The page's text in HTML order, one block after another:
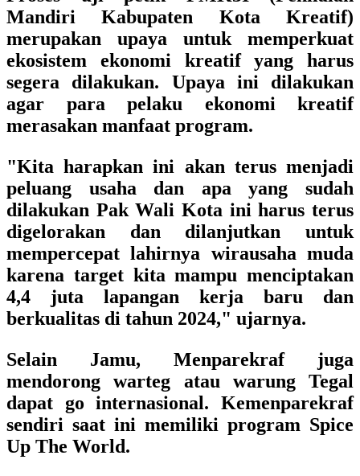
Mandiri Kabupaten Kota Kreatif)
merupakan upaya untuk memperkuat
ekosistem ekonomi kreatif yang harus
segera dilakukan. Upaya ini dilakukan
agar para pelaku ekonomi kreatif
merasakan manfaat program.
"Kita harapkan ini akan terus menjadi
peluang usaha dan apa yang sudah
dilakukan Pak Wali Kota ini harus terus
digelorakan dan dilanjutkan untuk
mempercepat lahirnya wirausaha muda
karena target kita mampu menciptakan
4,4 juta lapangan kerja baru dan
berkualitas di tahun 2024," ujarnya.
Selain Jamu, Menparekraf juga
mendorong warteg atau warung Tegal
dapat go internasional. Kemenparekraf
sendiri saat ini memiliki program Spice
Up The World.